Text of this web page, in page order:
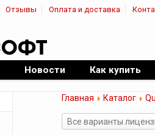
Отзывы Оплата и доставка
Новости Как купить
Главная Каталог
Все варианты